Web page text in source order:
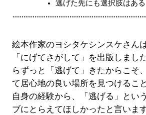
逃げた先にも選択肢はある
絵本作家のヨシタケシンスケさん
「にげてさがして」を出版しまし
らずっと「逃げて」きたからこそ
て居心地の良い場所を見つけるこ
自身の経験から、「逃げる」とい
ブにとらえてほしかったと言いま